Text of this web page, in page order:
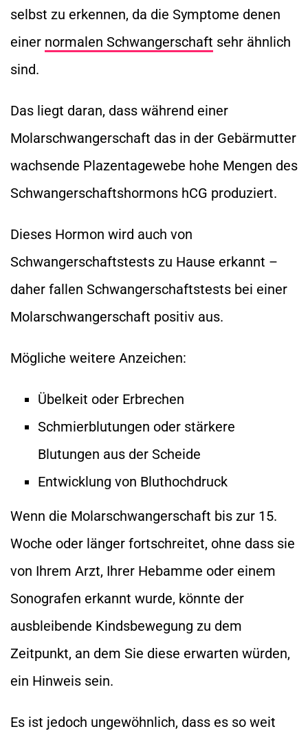
selbst zu erkennen, da die Symptome denen
einer normalen Schwangerschaft sehr ähnlich
sind.
Das liegt daran, dass während einer
Molarschwangerschaft das in der Gebärmutter
wachsende Plazentagewebe hohe Mengen des
Schwangerschaftshormons hCG produziert.
Dieses Hormon wird auch von
Schwangerschaftstests zu Hause erkannt –
daher fallen Schwangerschaftstests bei einer
Molarschwangerschaft positiv aus.
Mögliche weitere Anzeichen:
Übelkeit oder Erbrechen
Schmierblutungen oder stärkere
Blutungen aus der Scheide
Entwicklung von Bluthochdruck
Wenn die Molarschwangerschaft bis zur 15.
Woche oder länger fortschreitet, ohne dass sie
von Ihrem Arzt, Ihrer Hebamme oder einem
Sonografen erkannt wurde, könnte der
ausbleibende Kindsbewegung zu dem
Zeitpunkt, an dem Sie diese erwarten würden,
ein Hinweis sein.
Es ist jedoch ungewöhnlich, dass es so weit